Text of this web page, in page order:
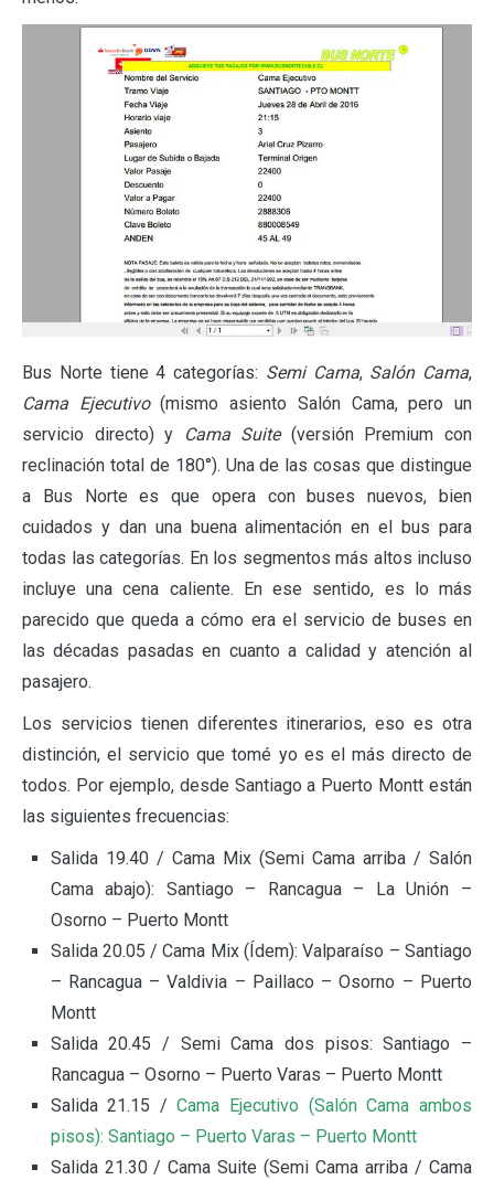
Bus Norte tiene 4 categorías: Semi Cama, Salón Cama,
Cama Ejecutivo(mismo asiento Salón Cama, pero un
servicio directo) y
Cama Suite(versión Premium con
reclinación total de 180°). Una de las cosas que distingue
a Bus Norte es que opera con buses nuevos, bien
cuidados y dan una buena alimentación en el bus para
todas las categorías. En los segmentos más altos incluso
incluye una cena caliente. En ese sentido, es lo más
parecido que queda a cómo era el servicio de buses en
las décadas pasadas en cuanto a calidad y atención al
pasajero.
Los servicios tienen diferentes itinerarios, eso es otra
distinción, el servicio que tomé yo es el más directo de
todos. Por ejemplo, desde Santiago a Puerto Montt están
las siguientes frecuencias:
Salida 19.40 / Cama Mix (Semi Cama arriba / Salón
Cama abajo): Santiago – Rancagua – La Unión –
Osorno – Puerto Montt
Salida 20.05 / Cama Mix (Ídem): Valparaíso – Santiago
– Rancagua – Valdivia – Paillaco – Osorno – Puerto
Montt
Salida 20.45 / Semi Cama dos pisos: Santiago –
Rancagua – Osorno – Puerto Varas – Puerto Montt
Salida 21.15 /Cama Ejecutivo (Salón Cama ambos
pisos): Santiago – Puerto Varas – Puerto Montt
Salida 21.30 / Cama Suite (Semi Cama arriba / Cama